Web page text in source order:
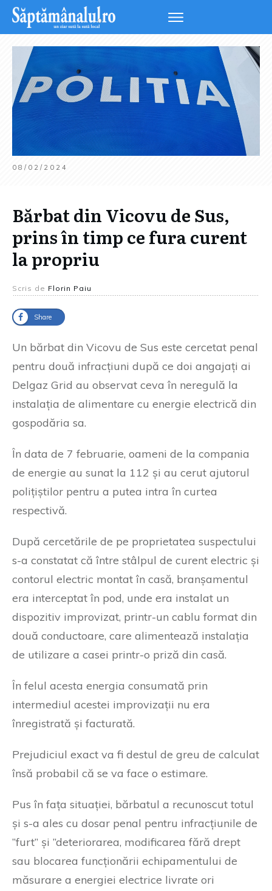
08/02/2024
Bărbat din Vicovu de Sus,
prins în timp ce fura curent
la propriu
Scris de Florin Paiu
Share
Un bărbat din Vicovu de Sus este cercetat penal
pentru două infracțiuni după ce doi angajați ai
Delgaz Grid au observat ceva în neregulă la
instalația de alimentare cu energie electrică din
gospodăria sa.
În data de 7 februarie, oameni de la compania
de energie au sunat la 112 și au cerut ajutorul
polițiștilor pentru a putea intra în curtea
respectivă.
După cercetările de pe proprietatea suspectului
s-a constatat că între stâlpul de curent electric și
contorul electric montat în casă, branșamentul
era interceptat în pod, unde era instalat un
dispozitiv improvizat, printr-un cablu format din
două conductoare, care alimentează instalația
de utilizare a casei printr-o priză din casă.
În felul acesta energia consumată prin
intermediul acestei improvizații nu era
înregistrată și facturată.
Prejudiciul exact va fi destul de greu de calculat
însă probabil că se va face o estimare.
Pus în fața situației, bărbatul a recunoscut totul
și s-a ales cu dosar penal pentru infracțiunile de
”furt” și ”deteriorarea, modificarea fără drept
sau blocarea funcționării echipamentului de
măsurare a energiei electrice livrate ori